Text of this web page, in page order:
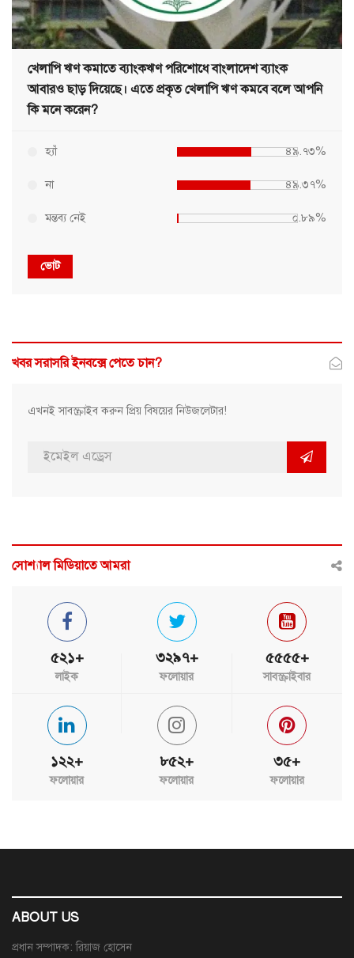
খেলাপি ঋণ কমাতে ব্যাংকঋণ পরিশোধে বাংলাদেশ ব্যাংক
আবারও ছাড় দিয়েছে। এতে প্রকৃত খেলাপি ঋণ কমবে বলে আপনি
কি মনে করেন?
হ্যাঁ ৪৯.৭৩%
না ৪৯.৩৭%
মন্তব্য নেই ০.৮৯%
ভোট
খবর সরাসরি ইনবক্সে পেতে চান?
এখনই সাবস্ক্রাইব করুন প্রিয় বিষয়ের নিউজলেটার!
সোশ্যাল মিডিয়াতে আমরা
৫২১+
লাইক
৩২৯৭+
ফলোয়ার
৫৫৫৫+
সাবস্ক্রাইবার
১২২+
ফলোয়ার
৮৫২+
ফলোয়ার
৩৫+
ফলোয়ার
ABOUT US
প্রধান সম্পাদক: রিয়াজ হোসেন